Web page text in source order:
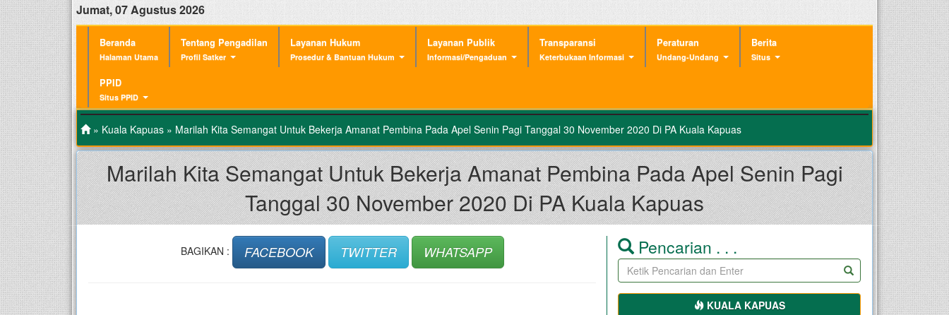
Jumat, 07 Agustus 2026
Beranda
Halaman Utama
Tentang Pengadilan
Profil Satker
Layanan Hukum
Prosedur & Bantuan Hukum
Layanan Publik
Informasi/Pengaduan
Transparansi
Keterbukaan Informasi
Peraturan
Undang-Undang
Berita
Situs
PPID
Situs PPID
» Kuala Kapuas » Marilah Kita Semangat Untuk Bekerja Amanat Pembina Pada Apel Senin Pagi Tanggal 30 November 2020 Di PA Kuala Kapuas
Marilah Kita Semangat Untuk Bekerja Amanat Pembina Pada Apel Senin Pagi
Tanggal 30 November 2020 Di PA Kuala Kapuas
BAGIKAN : FACEBOOK TWITTER WHATSAPP Pencarian . . .
KUALA KAPUAS